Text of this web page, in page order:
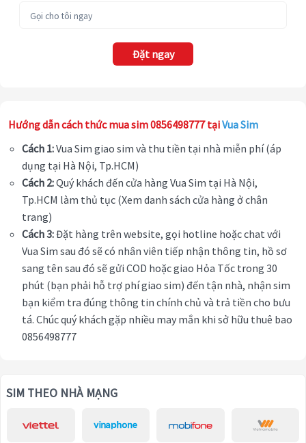
Đặt ngay
Hướng dẫn cách thức mua sim 0856498777 tạiVua Sim
Cách 1:Vua Sim giao sim và thu tiền tại nhà miễn phí (áp
dụng tại Hà Nội, Tp.HCM)
Cách 2:Quý khách đến cửa hàng Vua Sim tại Hà Nội,
Tp.HCM làm thủ tục (Xem danh sách cửa hàng ở chân
trang)
Cách 3:Đặt hàng trên website, gọi hotline hoặc chat với
Vua Sim sau đó sẽ có nhân viên tiếp nhận thông tin, hồ sơ
sang tên sau đó sẽ gửi COD hoặc giao Hỏa Tốc trong 30
phút (bạn phải hỗ trợ phí giao sim) đến tận nhà, nhận sim
bạn kiểm tra đúng thông tin chính chủ và trả tiền cho bưu
tá. Chúc quý khách gặp nhiều may mắn khi sở hữu thuê bao
0856498777
SIM THEO NHÀ MẠNG